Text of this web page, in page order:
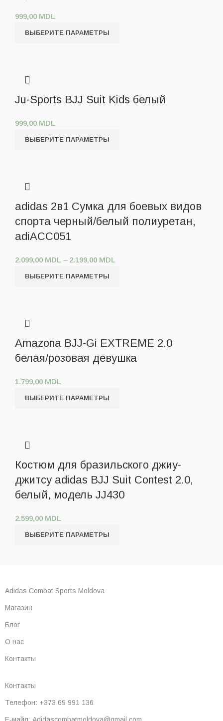
999,00 MDL
ВЫБЕРИТЕ ПАРАМЕТРЫ
Ju-Sports BJJ Suit Kids белый
999,00 MDL
ВЫБЕРИТЕ ПАРАМЕТРЫ
adidas 2в1 Сумка для боевых видов
спорта черный/белый полиуретан,
adiACC051
2.099,00 MDL – 2.199,00 MDL
ВЫБЕРИТЕ ПАРАМЕТРЫ
Amazona BJJ-Gi EXTREME 2.0
белая/розовая девушка
1.799,00 MDL
ВЫБЕРИТЕ ПАРАМЕТРЫ
Костюм для бразильского джиу-
джитсу adidas BJJ Suit Contest 2.0,
белый, модель JJ430
2.599,00 MDL
ВЫБЕРИТЕ ПАРАМЕТРЫ
Adidas Combat Sports Moldova
Магазин
Блог
О нас
Контакты
Контакты
Телефон: +373 69 991 136